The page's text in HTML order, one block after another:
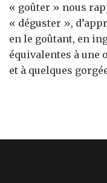
« goûter » nous
« déguster »,
en le goûtant, en
équivalentes à une
et à quelques